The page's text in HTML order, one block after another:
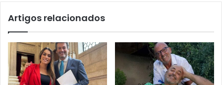
Artigos relacionados